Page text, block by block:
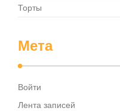
Торты
Мета
Войти
Лента записей